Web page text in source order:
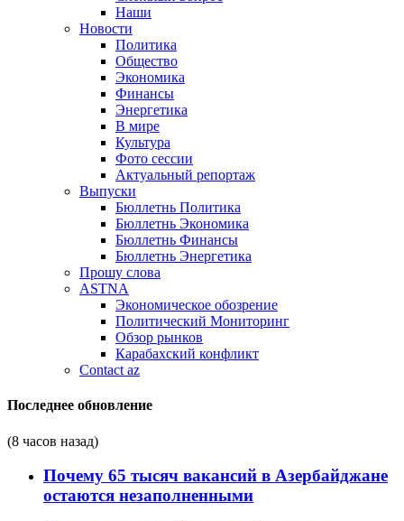
Наши
Новости
Политика
Общество
Экономика
Финансы
Энергетика
В мире
Культура
Фото сессии
Актуальный репортаж
Выпуски
Бюллетнь Политика
Бюллетнь Экономика
Бюллетнь Финансы
Бюллетнь Энергетика
Прошу слова
ASTNA
Экономическое обозрение
Политический Мониторинг
Обзор рынков
Карабахский конфликт
Contact az
Последнее обновление
(8 часов назад)
Почему 65 тысяч вакансий в Азербайджане
остаются незаполненными